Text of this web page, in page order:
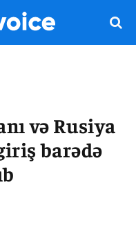
və Rusiya
barədə